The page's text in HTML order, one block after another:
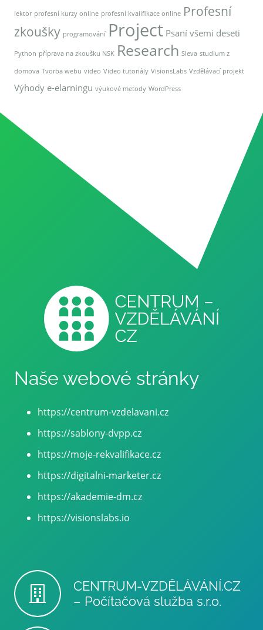
lektor profesní kurzy online profesní kvalifikace online Profesní
zkoušky programování Project Psaní všemi deseti
Python příprava na zkoušku NSK Research Sleva studium z
domova Tvorba webu video Video tutoriály VisionsLabs Vzdělávací projekt
Výhody e-elarningu výukové metody WordPress
Naše webové stránky
https://centrum-vzdelavani.cz
https://sablony-dvpp.cz
https://moje-rekvalifikace.cz
https://digitalni-marketer.cz
https://akademie-dm.cz
https://visionslabs.io
CENTRUM-VZDĚLÁVÁNÍ.CZ
– Počítačová služba s.r.o.